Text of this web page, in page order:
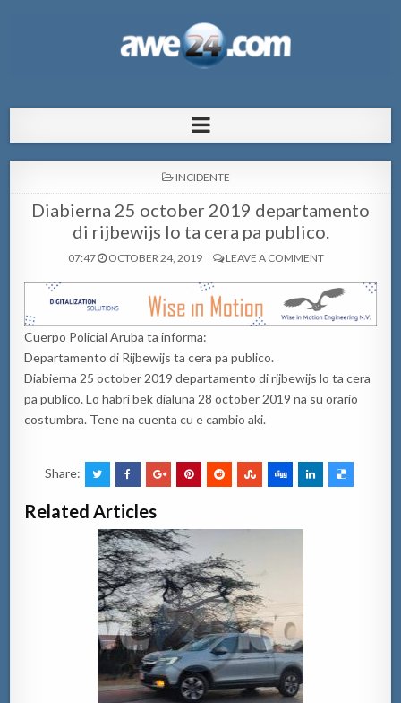
pa Aruba
POSTED
INCIDENTE
Diabierna 25 october 2019 departamento
di rijbewijs lo ta cera pa publico.
07:47 OCTOBER 24, 2019 LEAVE A COMMENT
Cuerpo Policial Aruba ta informa:
Departamento di Rijbewijs ta cera pa publico.
Diabierna 25 october 2019 departamento di rijbewijs lo ta cera
pa publico. Lo habri bek dialuna 28 october 2019 na su orario
costumbra. Tene na cuenta cu e cambio aki.
Share:
Related Articles